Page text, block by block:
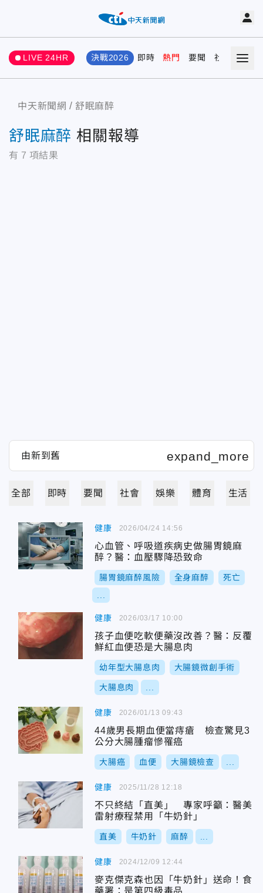
LIVE 24HR 決戰2026 即時 熱門 要聞 社會 娛樂
中天新聞網 舒眠麻醉
舒眠麻醉 相關報導
有 7 項結果
全部 即時 要聞 社會 娛樂 體育 生活
健康
心血管、呼吸道疾病史做腸胃鏡麻
醉？醫：血壓驟降恐致命
腸胃鏡麻醉風險 全身麻醉 死亡
2026/04/24 14:56
健康
孩子血便吃軟便藥沒改善？醫：反覆
鮮紅血便恐是大腸息肉
幼年型大腸息肉 大腸鏡微創手術
大腸息肉
2026/03/17 10:00
健康
44歲男長期血便當痔瘡 檢查驚見3
公分大腸腫瘤慘罹癌
大腸癌 血便 大腸鏡檢查
2026/01/13 09:43
健康
不只終結「直美」 專家呼籲：醫美
雷射療程禁用「牛奶針」
直美 牛奶針 麻醉
2025/11/28 12:18
健康
麥克傑克森也因「牛奶針」送命！食
藥署：是第四級毒品
2024/12/09 12:44